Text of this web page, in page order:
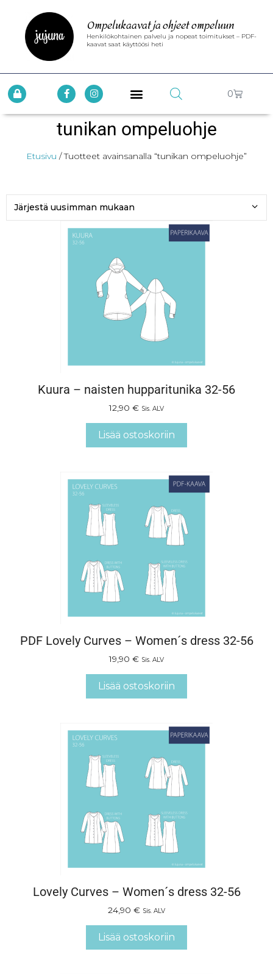
Ompelukaavat ja ohjeet ompeluun
Henkilökohtainen palvelu ja nopeat toimitukset – PDF-
kaavat saat käyttöösi heti
0
tunikan ompeluohje
Etusivu / Tuotteet avainsanalla “tunikan ompeluohje”
Kuura – naisten hupparitunika 32-56
12,90 € Sis. ALV
Lisää ostoskoriin
PDF Lovely Curves – Women´s dress 32-56
19,90 € Sis. ALV
Lisää ostoskoriin
Lovely Curves – Women´s dress 32-56
24,90 € Sis. ALV
Lisää ostoskoriin